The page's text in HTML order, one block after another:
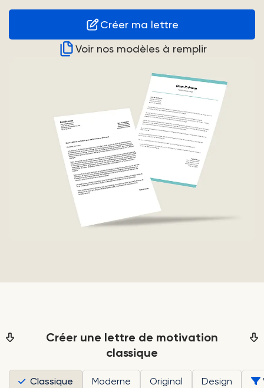
Créer ma lettre
Voir nos modèles à remplir
Créer une lettre de motivation
classique
Classique Moderne Original Design